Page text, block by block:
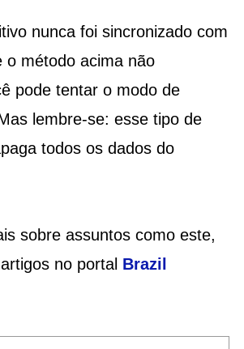
nunca foi sincronizado com
o método acima não
pode tentar o modo de
lembre-se: esse tipo de
todos os dados do
sobre assuntos como este,
no portal Brazil